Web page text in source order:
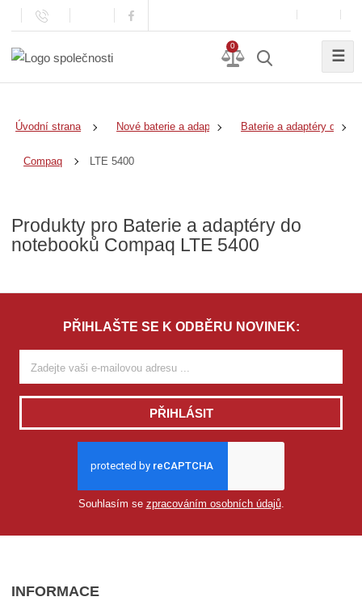
0
☰
Úvodní strana Nové baterie a adaptéry Baterie a adaptéry do
Compaq LTE 5400
Produkty pro Baterie a adaptéry do
notebooků Compaq LTE 5400
PŘIHLAŠTE SE K ODBĚRU NOVINEK:
PŘIHLÁSIT
Souhlasím se zpracováním osobních údajů.
INFORMACE